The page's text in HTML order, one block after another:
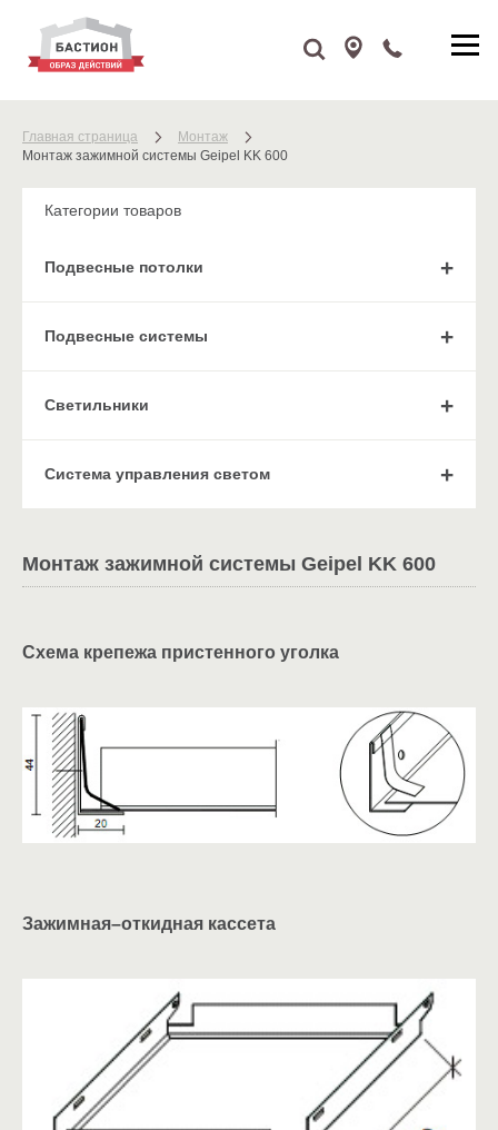
Главная страница
Монтаж
Монтаж зажимной системы Geipel KK 600
Категории товаров
Подвесные потолки
Подвесные системы
Cветильники
Система управления светом
Монтаж зажимной системы Geipel KK 600
Схема крепежа пристенного уголка
Зажимная–откидная кассета